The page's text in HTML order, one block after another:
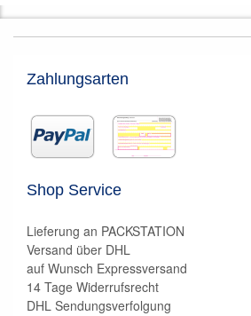
Zahlungsarten
Shop Service
Lieferung an PACKSTATION
Versand über DHL
auf Wunsch Expressversand
14 Tage Widerrufsrecht
DHL Sendungsverfolgung